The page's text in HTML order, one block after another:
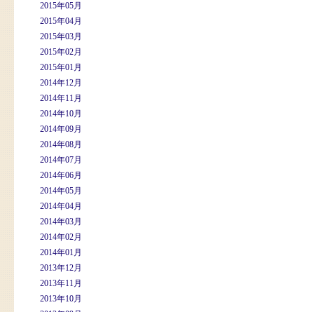
2015年05月
2015年04月
2015年03月
2015年02月
2015年01月
2014年12月
2014年11月
2014年10月
2014年09月
2014年08月
2014年07月
2014年06月
2014年05月
2014年04月
2014年03月
2014年02月
2014年01月
2013年12月
2013年11月
2013年10月